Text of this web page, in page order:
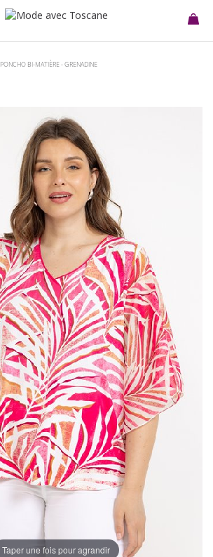
PONCHO BI-MATIÈRE -GRENADINE
Taper une fois pour agrandir